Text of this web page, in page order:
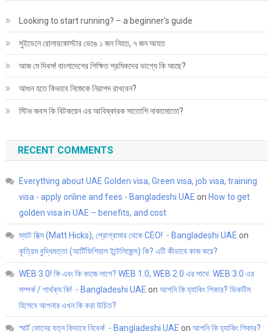
Looking to start running? – a beginner’s guide
সুইডেনে রোলারকোস্টার ভেঙে ১ জন নিহত, ৭ জন আহত
আজ মে দিবস! বাংলাদেশের শিক্ষিত শ্রমিকদের ভাগ্যে কি আছে?
আগুন হতে কিভাবে নিজেকে নিরাপদ রাখবেন?
স্টিভ জবস কি বিটকয়েন এর আবিষ্কারক সাতোশি নাকামোতো?
RECENT COMMENTS
Everything about UAE Golden visa, Green visa, job visa, training
visa - apply online and fees - Bangladeshi UAE on How to get
golden visa in UAE – benefits, and cost
ম্যাট হিক্স (Matt Hicks), প্রোগ্রামার থেকে CEO! - Bangladeshi UAE on
কৃত্রিম বুদ্ধিমত্তা (আর্টিফিশিয়াল ইন্টেলিজেন্স) কি? এটি কীভাবে কাজ করে?
WEB 3.0! কি এবং কি কাজে লাগে? WEB 1.0, WEB 2.0 এর সাথে WEB 3.0 এর
সম্পর্ক / পার্থক্য কি! - Bangladeshi UAE on আপনি কি হ্যাকিং শিকার? ভিকটিম
হিসেবে আপনার এখন কি করা উচিত?
স্মার্ট ফোনের যত্ন কিভাবে নিবেন! - Bangladeshi UAE on আপনি কি হ্যাকিং শিকার?